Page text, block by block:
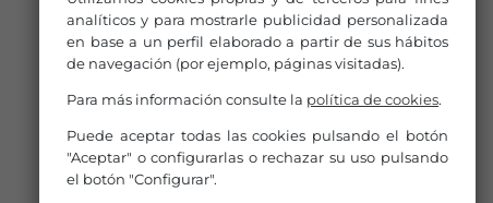
analíticos y para mostrarle publicidad personalizada
en base a un perfil elaborado a partir de sus hábitos
de navegación (por ejemplo, páginas visitadas).
Para más información consulte la política de cookies.
Puede aceptar todas las cookies pulsando el botón
"Aceptar" o configurarlas o rechazar su uso pulsando
el botón "Configurar".